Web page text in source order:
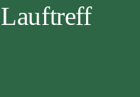
Lauftreff